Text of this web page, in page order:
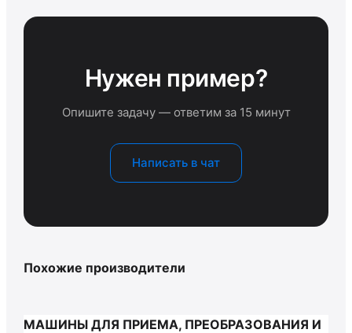
Нужен пример?
Опишите задачу — ответим за 15 минут
Написать в чат
Похожие производители
МАШИНЫ ДЛЯ ПРИЕМА, ПРЕОБРАЗОВАНИЯ И